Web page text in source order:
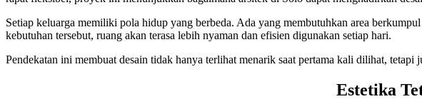
Setiap keluarga memiliki pola hidup yang berbeda. Ada yang membutuhkan area
kebutuhan tersebut, ruang akan terasa lebih nyaman dan efisien digunakan setiap hari.
Pendekatan ini membuat desain tidak hanya terlihat menarik saat pertama kali dilihat, tetapi
Estetika